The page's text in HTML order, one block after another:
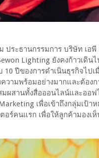
ระธานกรรมการ บริษัท เอ
Lighting ยังคงก้าวเดิน
10 ปีของการดำเนินธุรกิจไป
ามพร้อมอย่างมากและต้องก
ผสานทั้งสื่อออนไลน์และออ
เพื่อเข้าถึงกลุ่มเ
ตอร์คนแรก เพื่อให้ลูกค้ามอง